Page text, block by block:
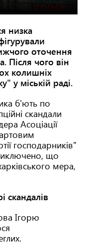
низка
оточення
Після чого він
колишніх
у міській раді.
б'ють по
скандали
Асоціації
господарників"
що
мера,
скандалів
Ігорю